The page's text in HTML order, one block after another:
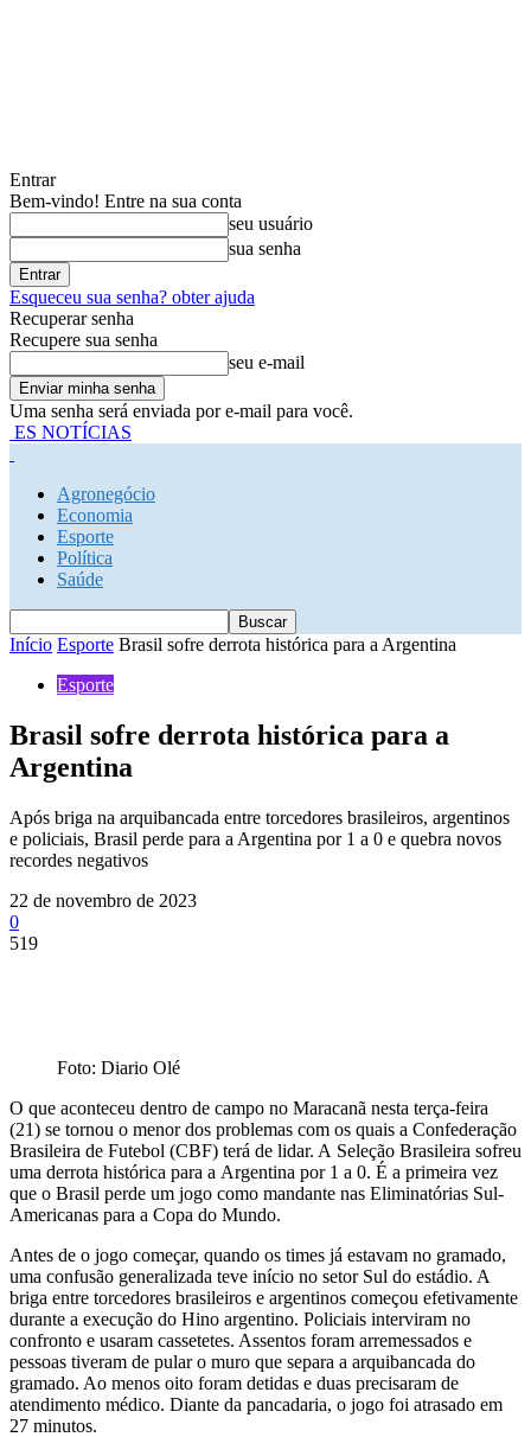
Entrar
Bem-vindo! Entre na sua conta
seu usuário
sua senha
Esqueceu sua senha? obter ajuda
Recuperar senha
Recupere sua senha
seu e-mail
Uma senha será enviada por e-mail para você.
ES NOTÍCIAS
Agronegócio
Economia
Esporte
Política
Saúde
Início Esporte Brasil sofre derrota histórica para a Argentina
Esporte
Brasil sofre derrota histórica para a
Argentina
Após briga na arquibancada entre torcedores brasileiros, argentinos
e policiais, Brasil perde para a Argentina por 1 a 0 e quebra novos
recordes negativos
22 de novembro de 2023
0
519
Foto: Diario Olé
O que aconteceu dentro de campo no Maracanã nesta terça-feira
(21) se tornou o menor dos problemas com os quais a Confederação
Brasileira de Futebol (CBF) terá de lidar. A Seleção Brasileira sofreu
uma derrota histórica para a Argentina por 1 a 0. É a primeira vez
que o Brasil perde um jogo como mandante nas Eliminatórias Sul-
Americanas para a Copa do Mundo.
Antes de o jogo começar, quando os times já estavam no gramado,
uma confusão generalizada teve início no setor Sul do estádio. A
briga entre torcedores brasileiros e argentinos começou efetivamente
durante a execução do Hino argentino. Policiais interviram no
confronto e usaram cassetetes. Assentos foram arremessados e
pessoas tiveram de pular o muro que separa a arquibancada do
gramado. Ao menos oito foram detidas e duas precisaram de
atendimento médico. Diante da pancadaria, o jogo foi atrasado em
27 minutos.